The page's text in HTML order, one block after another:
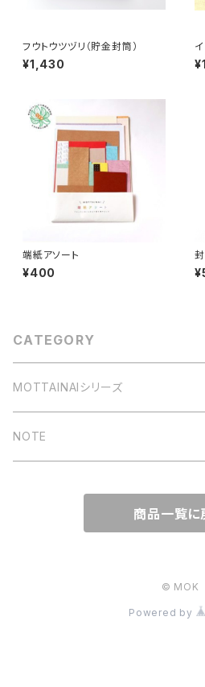
フウトウツヅリ（貯金封筒）
¥1,430
端紙アソート
¥400
CATEGORY
MOTTAINAIシリーズ
TSUMIKI
NOTE
商品一覧に
© MOK
Powered by